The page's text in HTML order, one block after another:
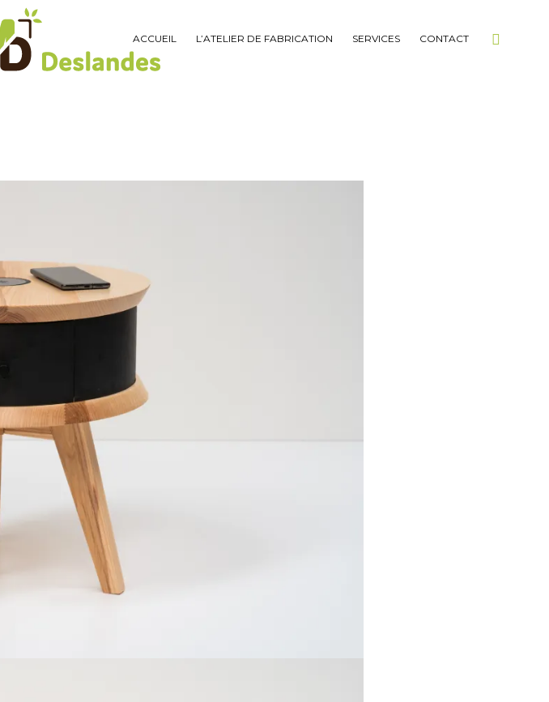
ACCUEIL L’ATELIER DE FABRICATION SERVICES CONTACT